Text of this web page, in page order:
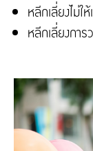
หลีกเลี่ยงไม่ใ
หลีกเลี่ยงการ